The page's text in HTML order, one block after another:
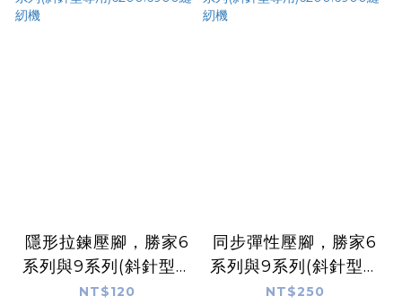
隱形拉鍊壓腳，勝家6
系列與9系列(斜針型專
用)6200.6900縫紉機
NT$120
同步彈性壓腳，勝家6
系列與9系列(斜針型專
用)6200.6900縫紉機
NT$250